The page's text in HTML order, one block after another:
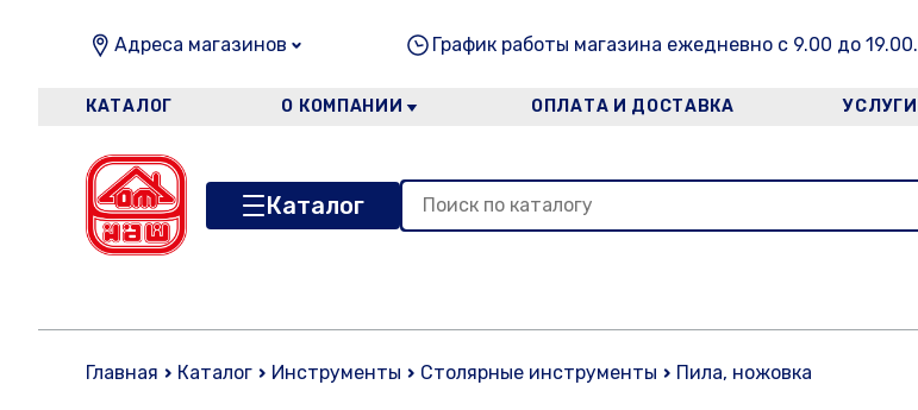
Адреса магазинов График работы магазина ежедневно с 9.00 до 19.00.
КАТАЛОГ О КОМПАНИИ ОПЛАТА И ДОСТАВКА УСЛУГИ
Каталог
Главная Каталог Инструменты Столярные инструменты Пила, ножовка